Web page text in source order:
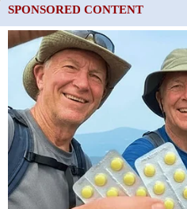
SPONSORED CONTENT